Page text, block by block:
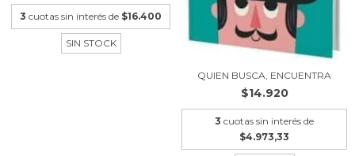
3 cuotas sin interés de $16.400
SIN STOCK
QUIEN BUSCA, ENCUENTRA
$14.920
3 cuotas sin interés de
$4.973,33